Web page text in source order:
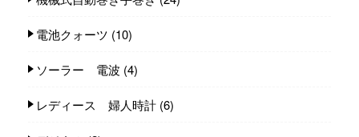
電池クォーツ (10)
ソーラー 電波 (4)
レディース 婦人時計 (6)